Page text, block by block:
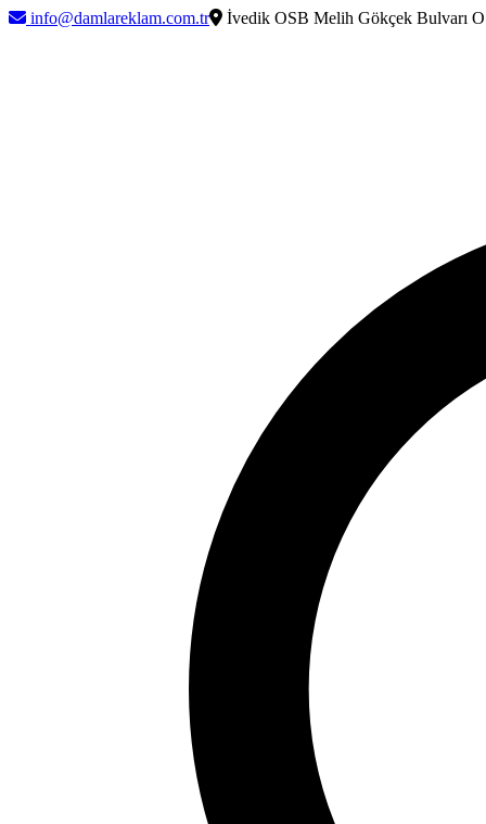
info@damlareklam.com.tr İvedik OSB Melih Gökçek Bulvarı